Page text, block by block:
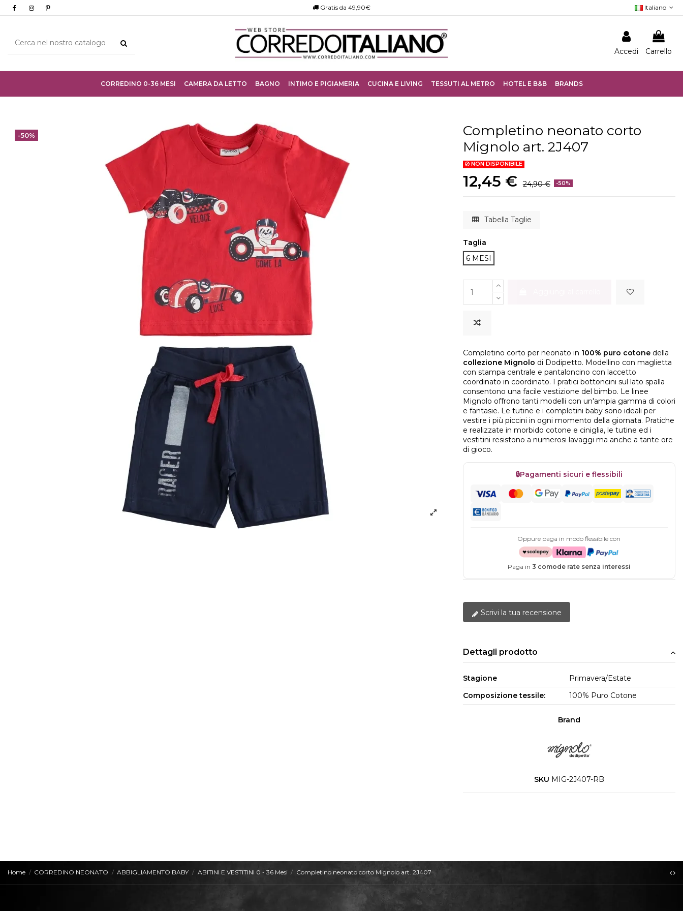
Gratis da 49,90€ Italiano
Accedi Carrello
CORREDINO 0-36 MESI CAMERA DA LETTO BAGNO INTIMO E PIGIAMERIA CUCINA E LIVING TESSUTI AL METRO HOTEL E B&B BRANDS
-50%
Completino neonato corto
Mignolo art. 2J407
NON DISPONIBILE
12,45 € 24,90 € -50%
Tabella Taglie
Taglia
6 MESI
Completino corto per neonato in 100% puro cotone della
collezione Mignolo di Dodipetto. Modellino con maglietta
con stampa centrale e pantaloncino con laccetto
coordinato in coordinato. I pratici bottoncini sul lato spalla
consentono una facile vestizione del bimbo. Le linee
Mignolo offrono tanti modelli con un'ampia gamma di colori
e fantasie. Le tutine e i completini baby sono ideali per
vestire i più piccini in ogni momento della giornata. Pratiche
e realizzate in morbido cotone e ciniglia, le tutine ed i
vestitini resistono a numerosi lavaggi ma anche a tante ore
di gioco.
🔒Pagamenti sicuri e flessibili
Oppure paga in modo flessibile con
Paga in 3 comode rate senza interessi
Scrivi la tua recensione
Dettagli prodotto
Stagione
Primavera/Estate
Composizione tessile:
100% Puro Cotone
Brand
SKU MIG-2J407-RB
Home CORREDINO NEONATO ABBIGLIAMENTO BABY ABITINI E VESTITINI 0 - 36 Mesi Completino neonato corto Mignolo art. 2J407